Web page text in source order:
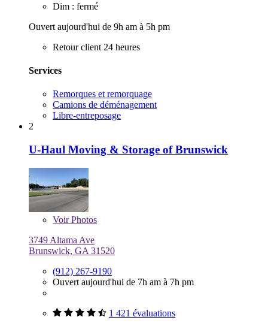
Dim : fermé
Ouvert aujourd'hui de 9h am à 5h pm
Retour client 24 heures
Services
Remorques et remorquage
Camions de déménagement
Libre-entreposage
2
U-Haul Moving & Storage of Brunswick
VoirPhotos
3749 Altama Ave
Brunswick, GA 31520
(912) 267-9190
Ouvert aujourd'hui de 7h am à 7h pm
1 421 évaluations